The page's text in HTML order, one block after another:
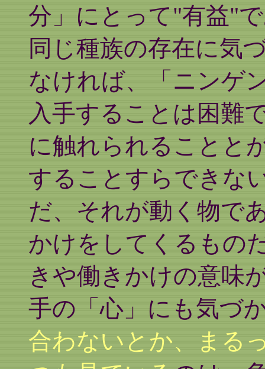
分」にとって"有益"
同じ種族の存在に気
なければ、「ニンゲ
入手することは困難
に触れられることと
することすらできな
だ、それが動く物で
かけをしてくるもの
きや働きかけの意味
手の「心」にも気づ
合わないとか、まる